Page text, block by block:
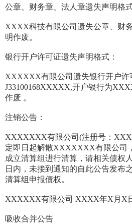
公章、财务章、法人章遗失声明格式
XXXX科技有限公司遗失公章、财
明作废。
银行开户许可证遗失声明格式：
XXXXXX有限公司遗失银行开户许
J33100168XXXXX,开户银行为
作废 。
注销公告：
XXXXXXX有限公司(注册号：
定即日起解散XXXXXXX有限公司
成立清算组进行清算，请相关债权
日内，未接到通知的自此公告发布
清算组申报债权。
XXXXXX有限公司 XXXX年X月X
吸收合并公告